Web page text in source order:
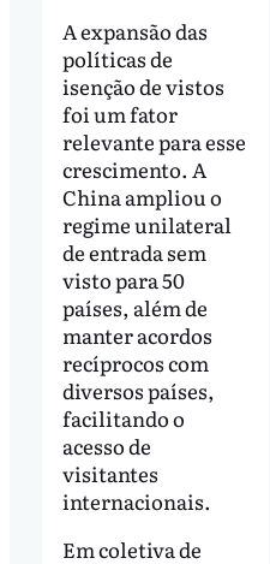
A expansão das
políticas de
isenção de vistos
foi um fator
relevante para esse
crescimento. A
China ampliou o
regime unilateral
de entrada sem
visto para 50
países, além de
manter acordos
recíprocos com
diversos países,
facilitando o
acesso de
visitantes
internacionais.
Em coletiva de